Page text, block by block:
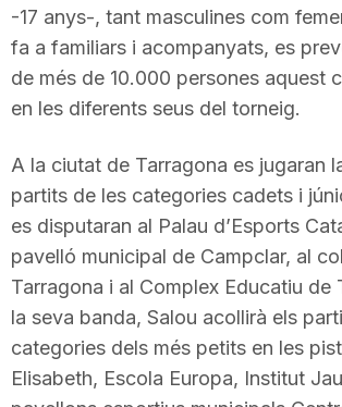
g
n
a
-17 anys-, tant masculines com
fa a familiars i acompanyats, es
de més de 10.000 persones aquest
en les diferents seus del torneig.
A la ciutat de Tarragona es jugaran
partits de les categories cadets i
es disputaran al Palau d’Esports
pavelló municipal de Campclar, al
Tarragona i al Complex Educatiu de
la seva banda, Salou acollirà els
categories dels més petits en les
Elisabeth, Escola Europa, Institut